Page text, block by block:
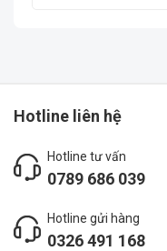
Hotline liên hệ
Hotline tư vấn
0789 686 039
Hotline gửi hàng
0326 491 168